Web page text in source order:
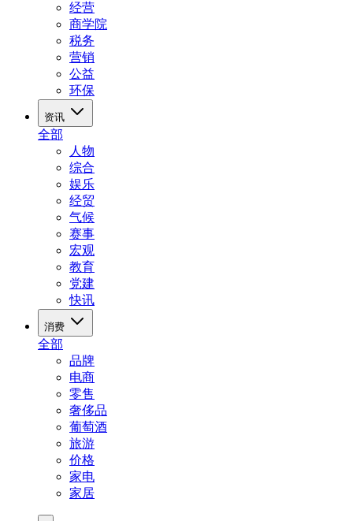
经营
商学院
税务
营销
公益
环保
资讯
全部
人物
综合
娱乐
经贸
气候
赛事
宏观
教育
党建
快讯
消费
全部
品牌
电商
零售
奢侈品
葡萄酒
旅游
价格
家电
家居